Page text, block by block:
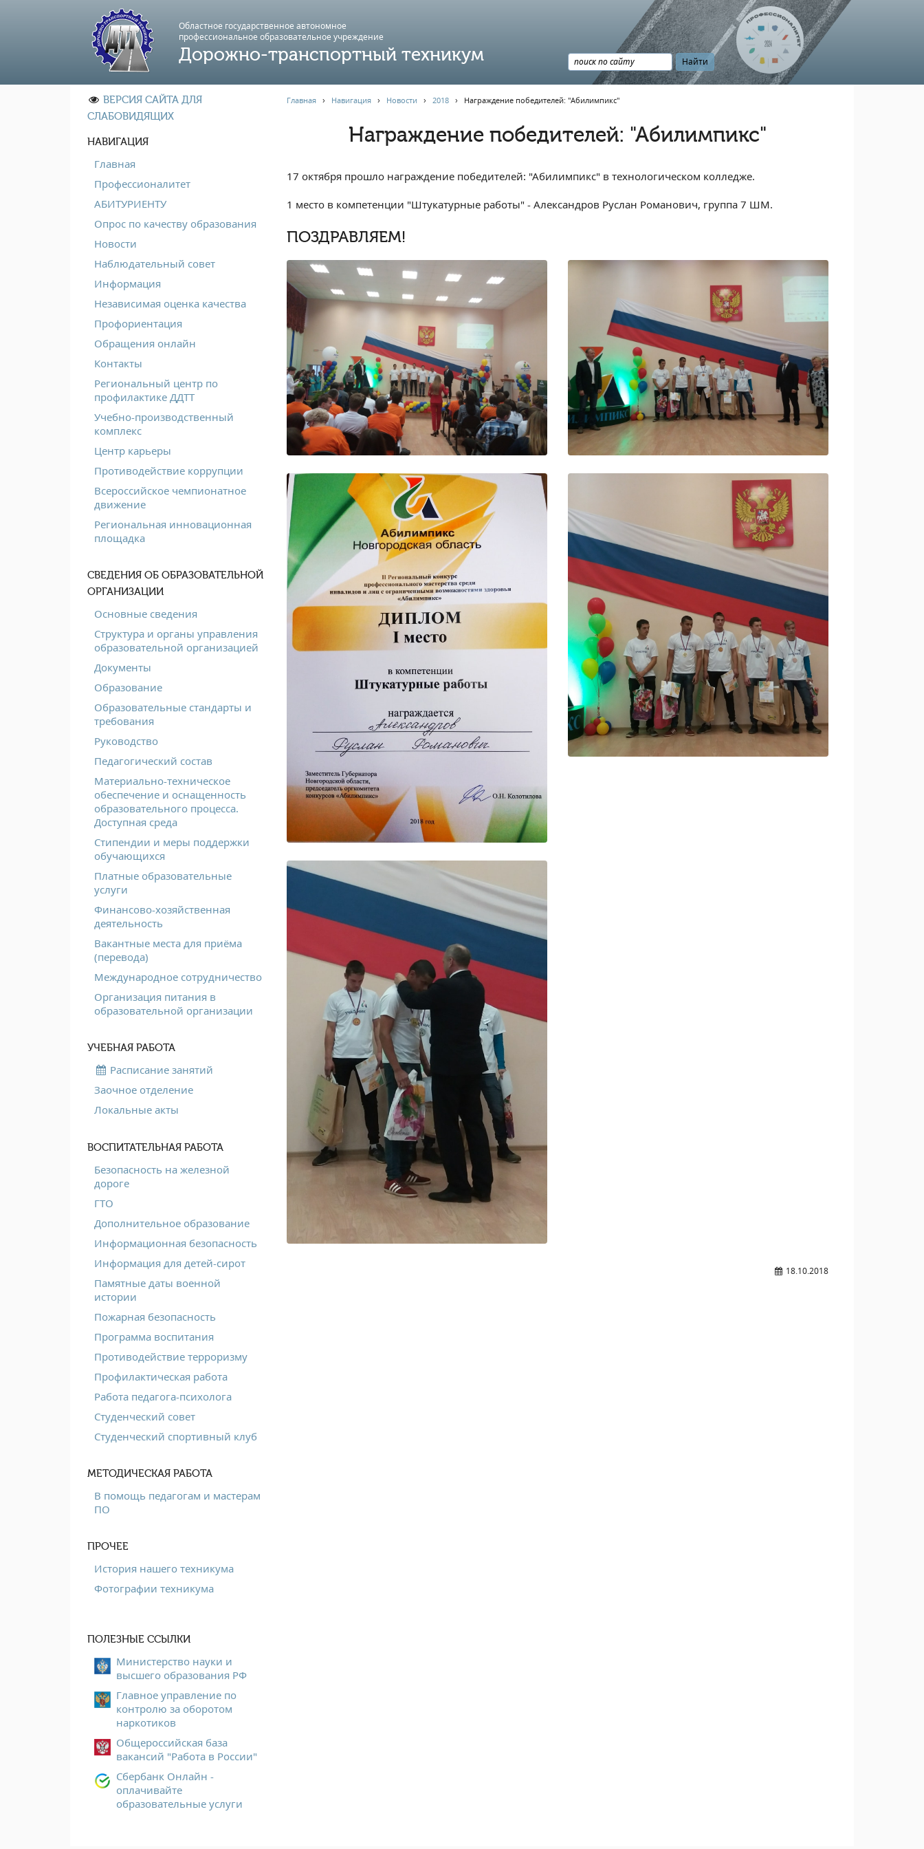
Областное государственное автономное
профессиональноe образовательное учреждение
Дорожно-транспортный техникум
ВЕРСИЯ САЙТА ДЛЯ
СЛАБОВИДЯЩИХ
НАВИГАЦИЯ
Главная
Профессионалитет
АБИТУРИЕНТУ
Опрос по качеству образования
Новости
Наблюдательный совет
Информация
Независимая оценка качества
Профориентация
Обращения онлайн
Контакты
Региональный центр по
профилактике ДДТТ
Учебно-производственный
комплекс
Центр карьеры
Противодействие коррупции
Всероссийское чемпионатное
движение
Региональная инновационная
площадка
СВЕДЕНИЯ ОБ ОБРАЗОВАТЕЛЬНОЙ
ОРГАНИЗАЦИИ
Основные сведения
Структура и органы управления
образовательной организацией
Документы
Образование
Образовательные стандарты и
требования
Руководство
Педагогический состав
Материально-техническое
обеспечение и оснащенность
образовательного процесса.
Доступная среда
Стипендии и меры поддержки
обучающихся
Платные образовательные
услуги
Финансово-хозяйственная
деятельность
Вакантные места для приёма
(перевода)
Международное сотрудничество
Организация питания в
образовательной организации
УЧЕБНАЯ РАБОТА
Расписание занятий
Заочное отделение
Локальные акты
ВОСПИТАТЕЛЬНАЯ РАБОТА
Безопасность на железной
дороге
ГТО
Дополнительное образование
Информационная безопасность
Информация для детей-сирот
Памятные даты военной
истории
Пожарная безопасность
Программа воспитания
Противодействие терроризму
Профилактическая работа
Работа педагога-психолога
Студенческий совет
Студенческий спортивный клуб
МЕТОДИЧЕСКАЯ РАБОТА
В помощь педагогам и мастерам
ПО
ПРОЧЕЕ
История нашего техникума
Фотографии техникума
ПОЛЕЗНЫЕ ССЫЛКИ
Министерство науки и
высшего образования РФ
Главное управление по
контролю за оборотом
наркотиков
Общероссийская база
вакансий "Работа в России"
Сбербанк Онлайн -
оплачивайте
образовательные услуги
Главная› Навигация› Новости › 2018› Награждение победителей: "Абилимпикс"
Награждение победителей: "Абилимпикс"
17 октября прошло награждение победителей: "Абилимпикс" в технологическом колледже.
1 место в компетенции "Штукатурные работы" - Александров Руслан Романович, группа 7 ШМ.
ПОЗДРАВЛЯЕМ!
18.10.2018